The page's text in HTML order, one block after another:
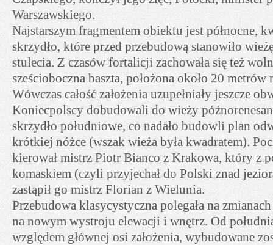
Warszawskiego.
Najstarszym fragmentem obiektu jest północne,
skrzydło, które przed przebudową stanowiło
stulecia. Z czasów fortalicji zachowała się też
sześcioboczna baszta, położona około 20
Wówczas całość założenia uzupełniały jeszcze
Koniecpolscy dobudowali do wieży
skrzydło południowe, co nadało budowli plan
krótkiej nóżce (wszak wieża była kwadratem).
kierował mistrz Piotr Bianco z Krakowa, który z
komaskiem (czyli przyjechał do Polski znad
zastąpił go mistrz Florian z Wielunia.
Przebudowa klasycystyczna polegała na
na nowym wystroju elewacji i wnętrz. Od
względem głównej osi założenia, wybudowane